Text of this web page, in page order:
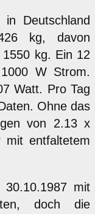
Deutschland
kg, davon
kg. Ein 12
W Strom.
Watt. Pro Tag
Ohne das
von 2.13 x
entfaltetem
30.10.1987 mit
doch die